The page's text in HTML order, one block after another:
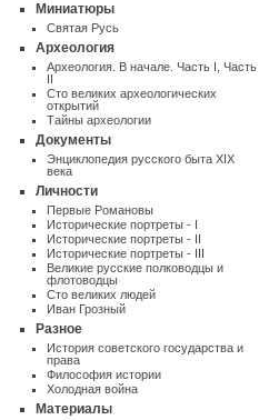
Миниатюры
Святая Русь
Археология
Археология. В начале. Часть I Часть
II
Сто великих археологических
открытий
Тайны археологии
Документы
Энциклопедия русского быта XIX
века
Личности
Первые Романовы
Исторические портреты - I
Исторические портреты - II
Исторические портреты - III
Великие русские полководцы и
флотоводцы
Сто великих людей
Иван Грозный
Разное
Истоpия советского государства и
пpава
Философия истории
Холодная война
Материалы